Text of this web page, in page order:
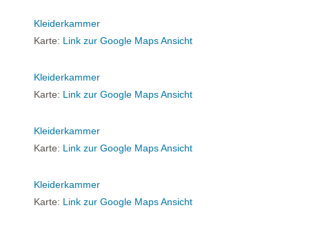
Kleiderkammer
Karte: Link zur Google Maps Ansicht
Kleiderkammer
Karte: Link zur Google Maps Ansicht
Kleiderkammer
Karte: Link zur Google Maps Ansicht
Kleiderkammer
Karte: Link zur Google Maps Ansicht